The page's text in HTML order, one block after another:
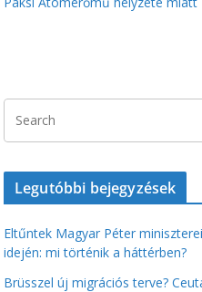
Legutóbbi bejegyzések
Eltűntek Magyar Péter
idején: mi történik a háttérben?
Brüsszel új migrációs terve?